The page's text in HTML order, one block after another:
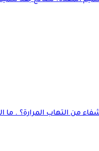
من التهاب المرارة؟ . ما